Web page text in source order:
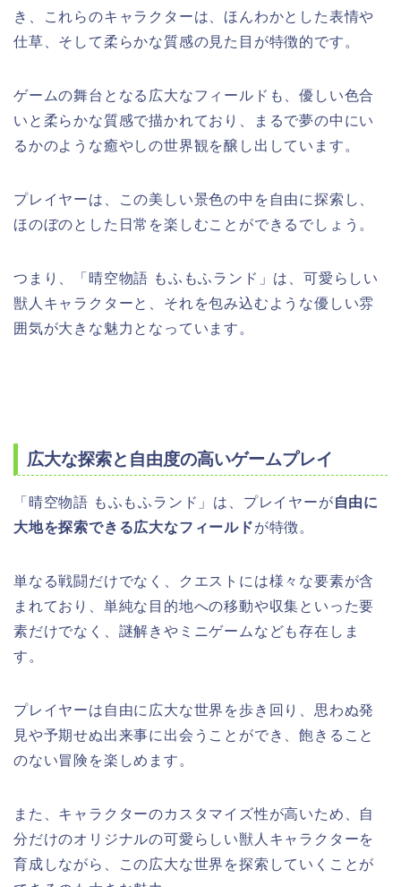
き、これらのキャラクターは、ほんわかとした表情や
仕草、そして柔らかな質感の見た目が特徴的です。
ゲームの舞台となる広大なフィールドも、優しい色合
いと柔らかな質感で描かれており、まるで夢の中にい
るかのような癒やしの世界観を醸し出しています。
プレイヤーは、この美しい景色の中を自由に探索し、
ほのぼのとした日常を楽しむことができるでしょう。
つまり、「晴空物語 もふもふランド」は、可愛らしい
獣人キャラクターと、それを包み込むような優しい雰
囲気が大きな魅力となっています。
広大な探索と自由度の高いゲームプレイ
「晴空物語 もふもふランド」は、プレイヤーが自由に
大地を探索できる広大なフィールドが特徴。
単なる戦闘だけでなく、クエストには様々な要素が含
まれており、単純な目的地への移動や収集といった要
素だけでなく、謎解きやミニゲームなども存在しま
す。
プレイヤーは自由に広大な世界を歩き回り、思わぬ発
見や予期せぬ出来事に出会うことができ、飽きること
のない冒険を楽しめます。
また、キャラクターのカスタマイズ性が高いため、自
分だけのオリジナルの可愛らしい獣人キャラクターを
育成しながら、この広大な世界を探索していくことが